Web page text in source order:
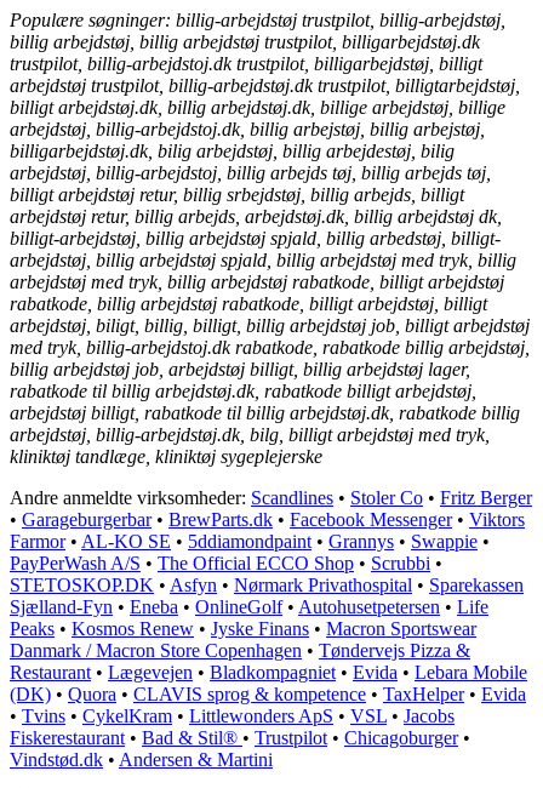
Populære søgninger: billig-arbejdstøj trustpilot, billig-arbejdstøj,
billig arbejdstøj, billig arbejdstøj trustpilot, billigarbejdstøj.dk
trustpilot, billig-arbejdstoj.dk trustpilot, billigarbejdstøj, billigt
arbejdstøj trustpilot, billig-arbejdstøj.dk trustpilot, billigtarbejdstøj,
billigt arbejdstøj.dk, billig arbejdstøj.dk, billige arbejdstøj, billige
arbejdstøj, billig-arbejdstoj.dk, billig arbejstøj, billig arbejstøj,
billigarbejdstøj.dk, bilig arbejdstøj, billig arbejdestøj, bilig
arbejdstøj, billig-arbejdstoj, billig arbejds tøj, billig arbejds tøj,
billigt arbejdstøj retur, billig srbejdstøj, billig arbejds, billigt
arbejdstøj retur, billig arbejds, arbejdstøj.dk, billig arbejdstøj dk,
billigt-arbejdstøj, billig arbejdstøj spjald, billig arbedstøj, billigt-
arbejdstøj, billig arbejdstøj spjald, billig arbejdstøj med tryk, billig
arbejdstøj med tryk, billig arbejdstøj rabatkode, billigt arbejdstøj
rabatkode, billig arbejdstøj rabatkode, billigt arbejdstøj, billigt
arbejdstøj, biligt, billig, billigt, billig arbejdstøj job, billigt arbejdstøj
med tryk, billig-arbejdstoj.dk rabatkode, rabatkode billig arbejdstøj,
billig arbejdstøj job, arbejdstøj billigt, billig arbejdstøj lager,
rabatkode til billig arbejdstøj.dk, rabatkode billigt arbejdstøj,
arbejdstøj billigt, rabatkode til billig arbejdstøj.dk, rabatkode billig
arbejdstøj, billig-arbejdstøj.dk, bilg, billigt arbejdstøj med tryk,
kliniktøj tandlæge, kliniktøj sygeplejerske
Andre anmeldte virksomheder: Scandlines • Stoler Co • Fritz Berger
• Garageburgerbar• BrewParts.dk • Facebook Messenger• Viktors
Farmor• AL-KO SE • 5ddiamondpaint • Grannys • Swappie •
PayPerWash A/S • The Official ECCO Shop • Scrubbi •
STETOSKOP.DK • Asfyn • Nørmark Privathospital • Sparekassen
Sjælland-Fyn • Eneba • OnlineGolf• Autohusetpetersen • Life
Peaks • Kosmos Renew • Jyske Finans • Macron Sportswear
Danmark / Macron Store Copenhagen • Tøndervejs Pizza &
Restaurant • Lægevejen • Bladkompagniet • Evida • Lebara Mobile
(DK) • Quora • CLAVIS sprog & kompetence • TaxHelper• Evida
• Tvins • CykelKram • Littlewonders ApS • VSL • Jacobs
Fiskerestaurant • Bad & Stil® • Trustpilot • Chicagoburger•
Vindstød.dk • Andersen & Martini